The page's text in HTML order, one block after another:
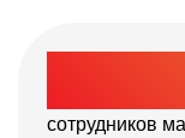
сотрудников